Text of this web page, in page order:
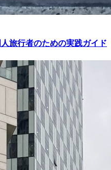
旅行者のための実践ガイド